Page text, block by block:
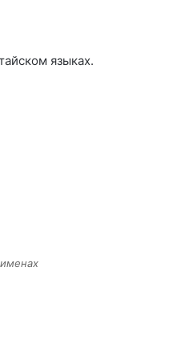
языках.